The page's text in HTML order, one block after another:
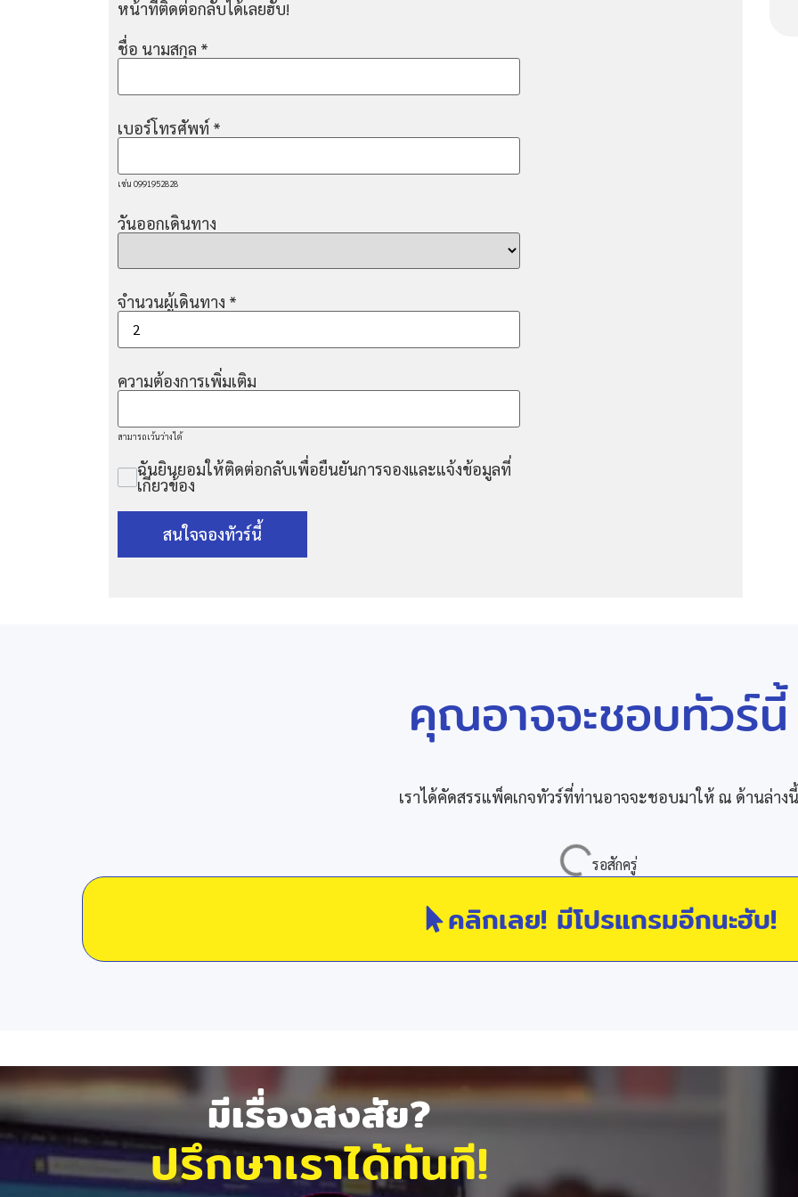
หน้าที่ติดต่อกลับได้เลยฮับ!
ชื่อ นามสกุล *
เบอร์โทรศัพท์ *
เช่น 0991952828
วันออกเดินทาง
จำนวนผู้เดินทาง *
ความต้องการเพิ่มเติม
สามารถเว้นว่างได้
ฉันยินยอมให้ติดต่อกลับเพื่อยืนยันการจองและแจ้งข้อมูลที่
เกี่ยวข้อง
สนใจจองทัวร์นี้
คุณอาจจะชอบทัวร์นี้
เราได้คัดสรรแพ็คเกจทัวร์ที่ท่านอาจจะชอบมาให้ ณ ด้านล่างนี้
คลิกเลย! มีโปรแกรมอีกนะฮับ!
มีเรื่องสงสัย?
ปรึกษาเราได้ทันที!